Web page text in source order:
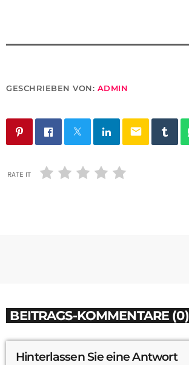
GESCHRIEBEN VON: ADMIN
email
RATE IT
BEITRAGS-KOMMENTARE (0)
Hinterlassen Sie eine Antwort